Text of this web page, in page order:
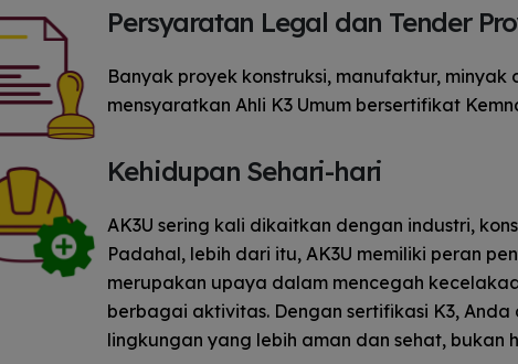
Persyaratan Legal dan Tender
Banyak proyek konstruksi, manufaktur,
mensyaratkan Ahli K3 Umum bersertifikat
Kehidupan Sehari-hari
AK3U sering kali dikaitkan dengan industri,
Padahal, lebih dari itu, AK3U memiliki peran
merupakan upaya dalam mencegah
berbagai aktivitas. Dengan sertifikasi K3,
lingkungan yang lebih aman dan sehat, bukan